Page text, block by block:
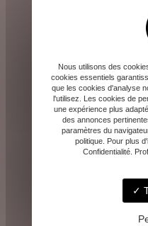
Le paiement
en toute
rendez-vous
paiement vous
la
Cette méthode
d’écoute et de
Nous utilisons des
cookies essentiels
que les cookies d'analyse
l'utilisez. Les cookies de
une expérience plus
des annonces
paramètres du
politique. Pour plus
Confidentialité.